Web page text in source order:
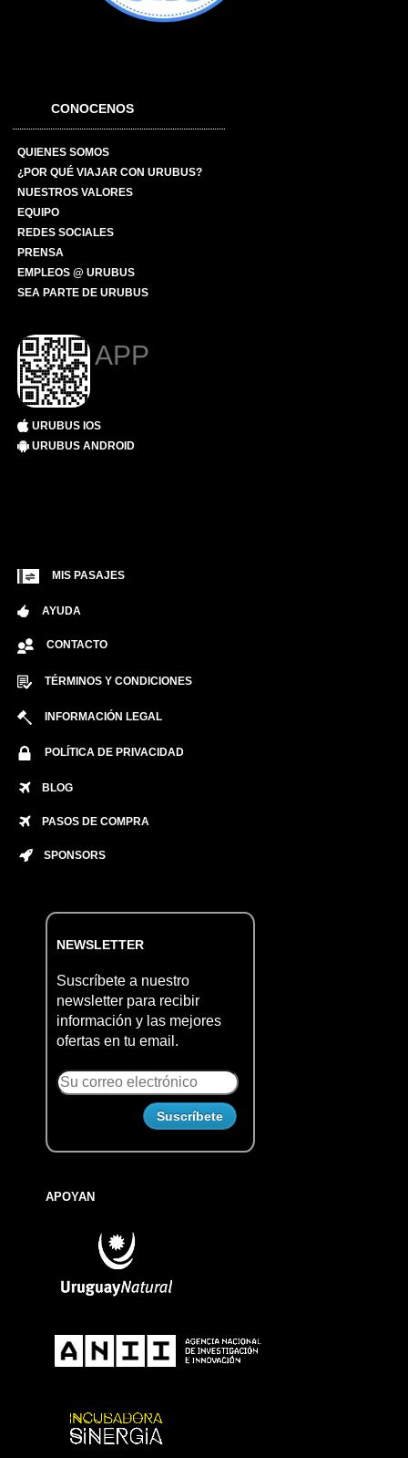
CONOCENOS
QUIENES SOMOS
¿POR QUÉ VIAJAR CON URUBUS?
NUESTROS VALORES
EQUIPO
REDES SOCIALES
PRENSA
EMPLEOS @ URUBUS
SEA PARTE DE URUBUS
APP
URUBUS IOS
URUBUS ANDROID
MIS PASAJES
AYUDA
CONTACTO
TÉRMINOS Y CONDICIONES
INFORMACIÓN LEGAL
POLÍTICA DE PRIVACIDAD
BLOG
PASOS DE COMPRA
SPONSORS
NEWSLETTER
Suscríbete a nuestro
newsletter para recibir
información y las mejores
ofertas en tu email.
APOYAN